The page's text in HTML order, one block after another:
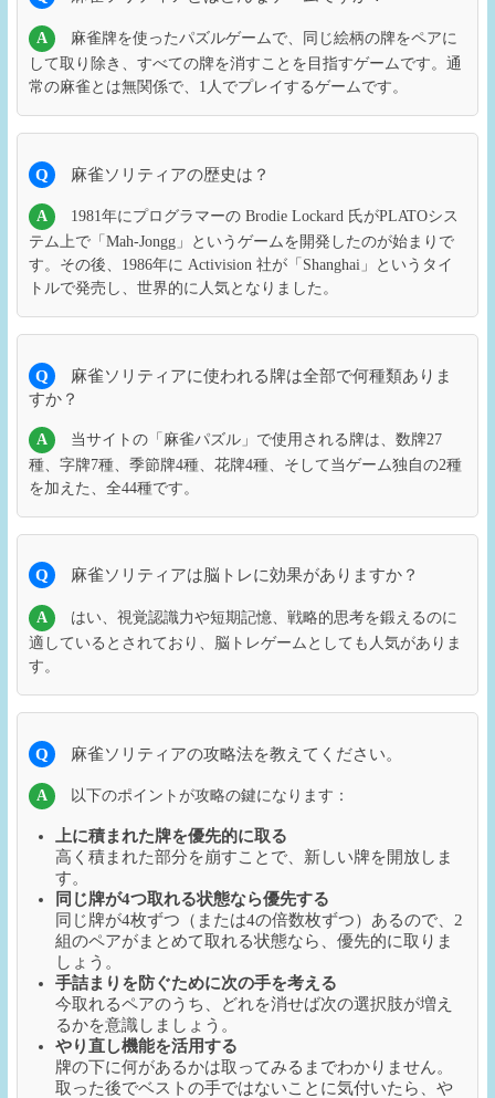
A
麻雀牌を使ったパズルゲームで、同じ絵柄の牌をペアに
して取り除き、すべての牌を消すことを目指すゲームです。通
常の麻雀とは無関係で、1人でプレイするゲームです。
Q 麻雀ソリティアの歴史は？
A
1981年にプログラマーの Brodie Lockard 氏がPLATOシス
テム上で「Mah-Jongg」というゲームを開発したのが始まりで
す。その後、1986年に Activision 社が「Shanghai」というタイ
トルで発売し、世界的に人気となりました。
Q
麻雀ソリティアに使われる牌は全部で何種類ありま
すか？
A
当サイトの「麻雀パズル」で使用される牌は、数牌27
種、字牌7種、季節牌4種、花牌4種、そして当ゲーム独自の2種
を加えた、全44種です。
Q 麻雀ソリティアは脳トレに効果がありますか？
A
はい、視覚認識力や短期記憶、戦略的思考を鍛えるのに
適しているとされており、脳トレゲームとしても人気がありま
す。
Q 麻雀ソリティアの攻略法を教えてください。
A 以下のポイントが攻略の鍵になります：
上に積まれた牌を優先的に取る
高く積まれた部分を崩すことで、新しい牌を開放しま
す。
同じ牌が4つ取れる状態なら優先する
同じ牌が4枚ずつ（または4の倍数枚ずつ）あるので、2
組のペアがまとめて取れる状態なら、優先的に取りま
しょう。
手詰まりを防ぐために次の手を考える
今取れるペアのうち、どれを消せば次の選択肢が増え
るかを意識しましょう。
やり直し機能を活用する
牌の下に何があるかは取ってみるまでわかりません。
取った後でベストの手ではないことに気付いたら、や